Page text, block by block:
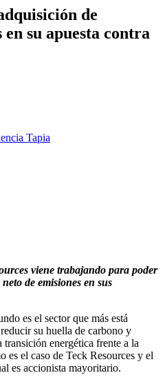
de
su apuesta contra
Tapia
viene trabajando para poder
de emisiones en sus
es el sector que más está
su huella de carbono y
energética frente a la
es el caso de Teck Resources y el
es accionista mayoritario.